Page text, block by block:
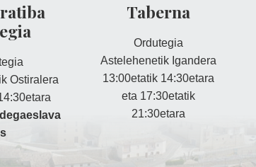
Ostiralera
Taberna
Ordutegia
Astelehenetik Igandera
13:00etatik 14:30etara
eta 17:30etatik
21:30etara